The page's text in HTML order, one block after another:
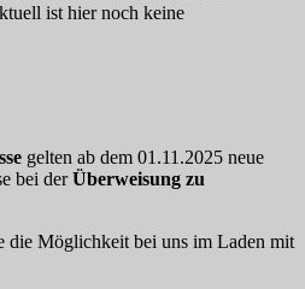
ist hier noch keine
gelten ab dem 01.11.2025 neue
bei derÜberweisung zu
die Möglichkeit bei uns im Laden mit